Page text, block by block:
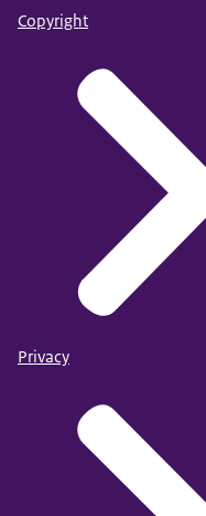
Copyright
Privacy